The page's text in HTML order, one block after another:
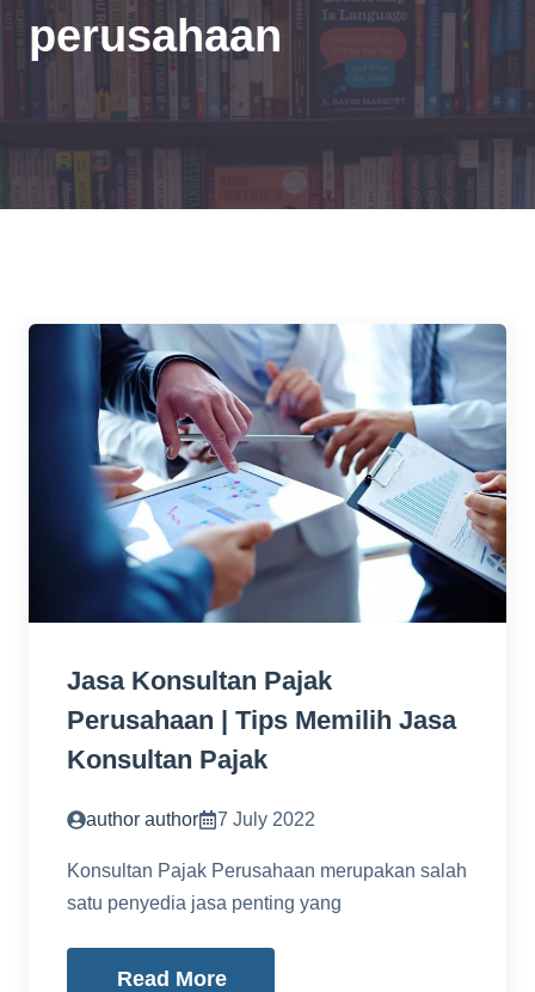
perusahaan
Jasa Konsultan Pajak
Perusahaan | Tips Memilih Jasa
Konsultan Pajak
author author 7 July 2022
Konsultan Pajak Perusahaan merupakan salah
satu penyedia jasa penting yang
Read More